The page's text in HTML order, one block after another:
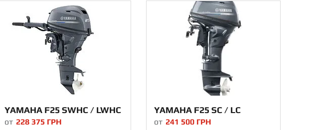
YAMAHA F25 SWHC / LWHC
от 228 375 ГРН
YAMAHA F25 SC / LC
от 241 500 ГРН